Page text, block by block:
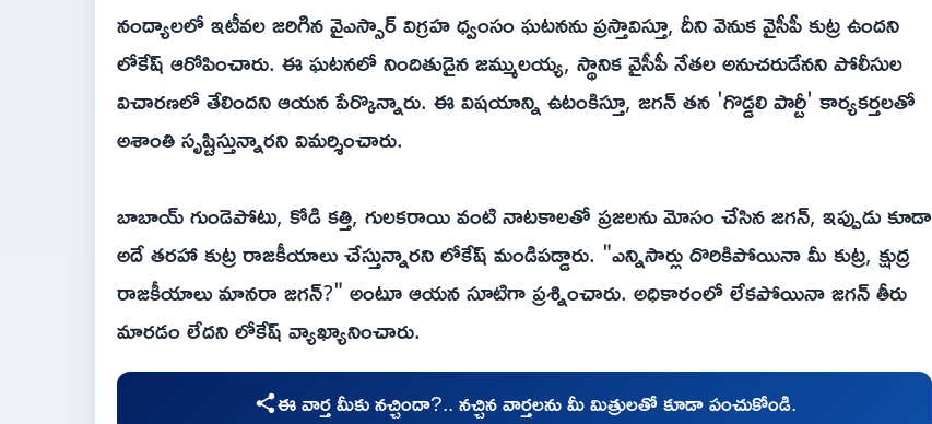
నంద్యాలలో ఇటీవల జరిగిన వైఎస్సార్ విగ్రహ ధ్వంసం ఘటనను ప్రస్తావిస్తూ, దీని వెనుక వైసీపీ కుట్ర ఉందని
లోకేష్ ఆరోపించారు. ఈ ఘటనలో నిందితుడైన జమ్ములయ్య, స్థానిక వైసీపీ నేతల అనుచరుడేనని పోలీసుల
విచారణలో తేలిందని ఆయన పేర్కొన్నారు. ఈ విషయాన్ని ఉటంకిస్తూ, జగన్ తన 'గొడ్డలి పార్టీ' కార్యకర్తలతో
అశాంతి సృష్టిస్తున్నారని విమర్శించారు.
బాబాయ్ గుండెపోటు, కోడి కత్తి, గులకరాయి వంటి నాటకాలతో ప్రజలను మోసం చేసిన జగన్, ఇప్పుడు కూడా
అదే తరహా కుట్ర రాజకీయాలు చేస్తున్నారని లోకేష్ మండిపడ్డారు. "ఎన్నిసార్లు దొరికిపోయినా మీ కుట్ర, క్షుద్ర
రాజకీయాలు మానరా జగన్?" అంటూ ఆయన సూటిగా ప్రశ్నించారు. అధికారంలో లేకపోయినా జగన్ తీరు
మారడం లేదని లోకేష్ వ్యాఖ్యానించారు.
ఈ వార్త మీకు నచ్చిందా?.. నచ్చిన వార్తలను మీ మిత్రులతో కూడా పంచుకోండి.